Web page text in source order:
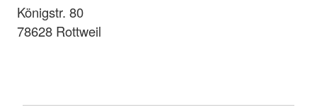
Königstr. 80
78628 Rottweil